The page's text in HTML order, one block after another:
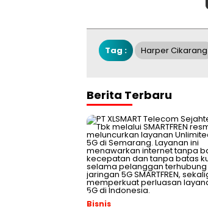
Tag : Harper Cikarang
Berita Terbaru
Bisnis